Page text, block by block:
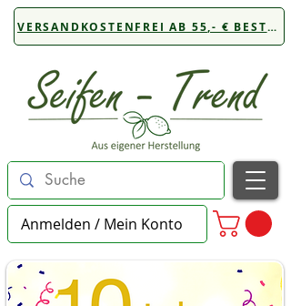
VERSANDKOSTENFREI AB 55,- € BESTELLWERT
Anmelden / Mein Konto